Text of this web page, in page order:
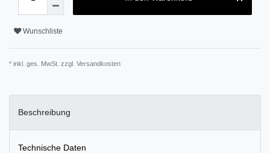
Wunschliste
* inkl. ges. MwSt. zzgl. Versandkosten
Beschreibung
Technische Daten